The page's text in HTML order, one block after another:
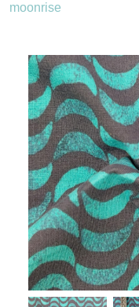
moonrise